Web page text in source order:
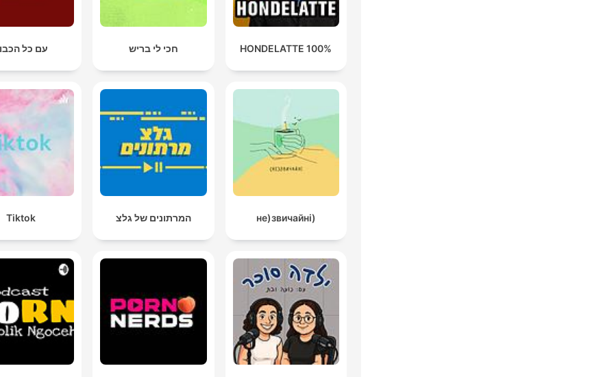
100% HONDELATTE חכי לי בריש עם כל
(не)звичайні המרתונים של גלצ Tiktok